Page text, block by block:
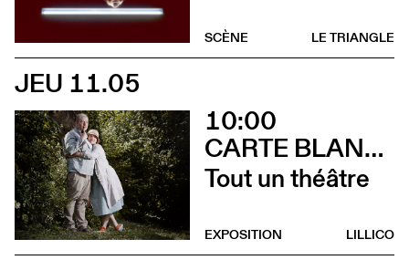
LE TRIANGLE
SCÈNE
JEU 11.05
10:00
CARTE BLANCHE À ALBERTINE & GERMANO ZULLO
Tout un théâtre
LILLICO
EXPOSITION